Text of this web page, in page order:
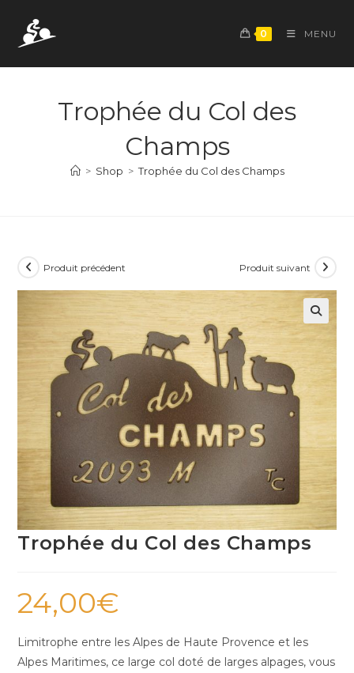
content
0 MENU
Trophée du Col des
Champs
> Shop > Trophée du Col des Champs
Produit précédent Produit suivant
Trophée du Col des Champs
24,00€
Limitrophe entre les Alpes de Haute Provence et les
Alpes Maritimes, ce large col doté de larges alpages, vous